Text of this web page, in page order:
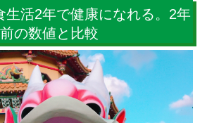
生活2年で健康になれる。2年
前の数値と比較